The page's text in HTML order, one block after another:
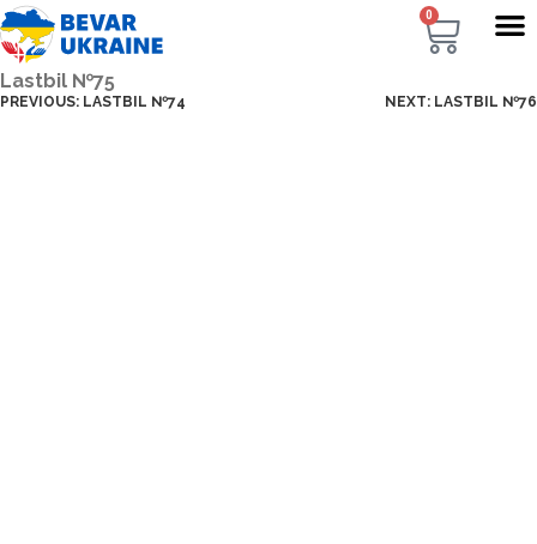
0
Lastbil №75
PREVIOUS: LASTBIL №74 NEXT: LASTBIL №76